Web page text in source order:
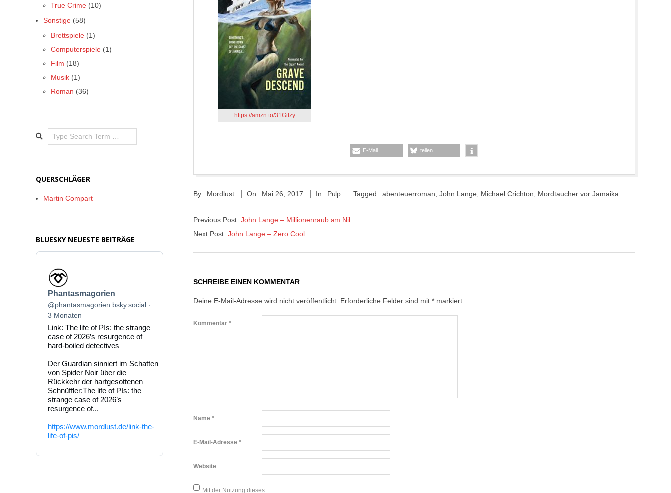
https://amzn.to/31Gifzy
E-Mail teilen
05-
By: Mordlust On: Mai 26, 2017 In: Pulp Tagged: abenteuerroman John Lange Michael Crichton Mordtaucher vor Jamaika
Previous Post: John Lange – Millionenraub am Nil
Next Post: John Lange – Zero Cool
SCHREIBE EINEN KOMMENTAR
Deine E-Mail-Adresse wird nicht veröffentlicht. Erforderliche Felder sind mit * markiert
Kommentar *
Name *
E-Mail-Adresse *
Website
Mit der Nutzung dieses
True Crime (10)
Sonstige (58)
Brettspiele (1)
Computerspiele (1)
Film (18)
Musik (1)
Roman (36)
Search
QUERSCHLÄGER
Martin Compart
BLUESKY NEUESTE BEITRÄGE
Beitrag
von
Phantasmagorien
auf
Bluesky
ansehen
Phantasmagorien
@phantasmagorien.bsky.social
3 Monaten
Link: The life of PIs: the strange
case of 2026’s resurgence of
hard-boiled detectives
Der Guardian sinniert im Schatten
von Spider Noir über die
Rückkehr der hartgesottenen
Schnüffler:The life of PIs: the
strange case of 2026’s
resurgence of...
https://www.mordlust.de/link-the-
life-of-pis/